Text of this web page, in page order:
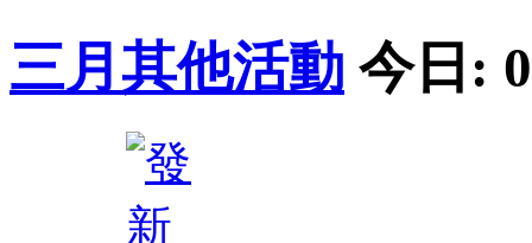
三月其他活動 今日: 0